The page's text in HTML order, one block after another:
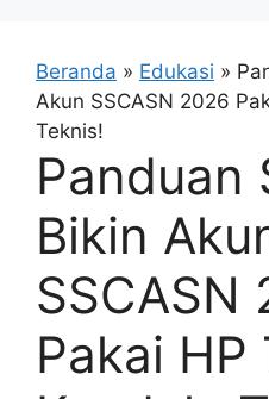
Beranda » Edukasi »
Akun SSCASN 2026
Teknis!
Panduan
Bikin
SSCASN
Pakai HP